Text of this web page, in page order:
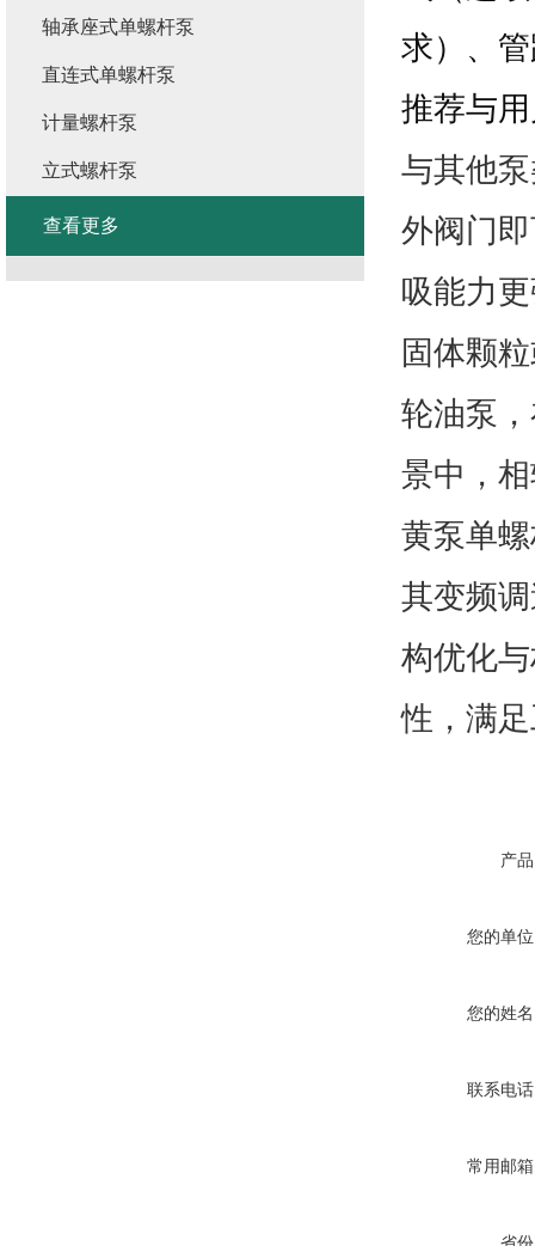
求）、
推荐与
与其他
外阀门
吸能力
固体颗
轮油泵
景中，
黄泵单
其变频
构优化
性，满
产
您的单
您的姓
联系电
常用邮
轴承座式单螺杆泵
直连式单螺杆泵
计量螺杆泵
立式螺杆泵
查看更多